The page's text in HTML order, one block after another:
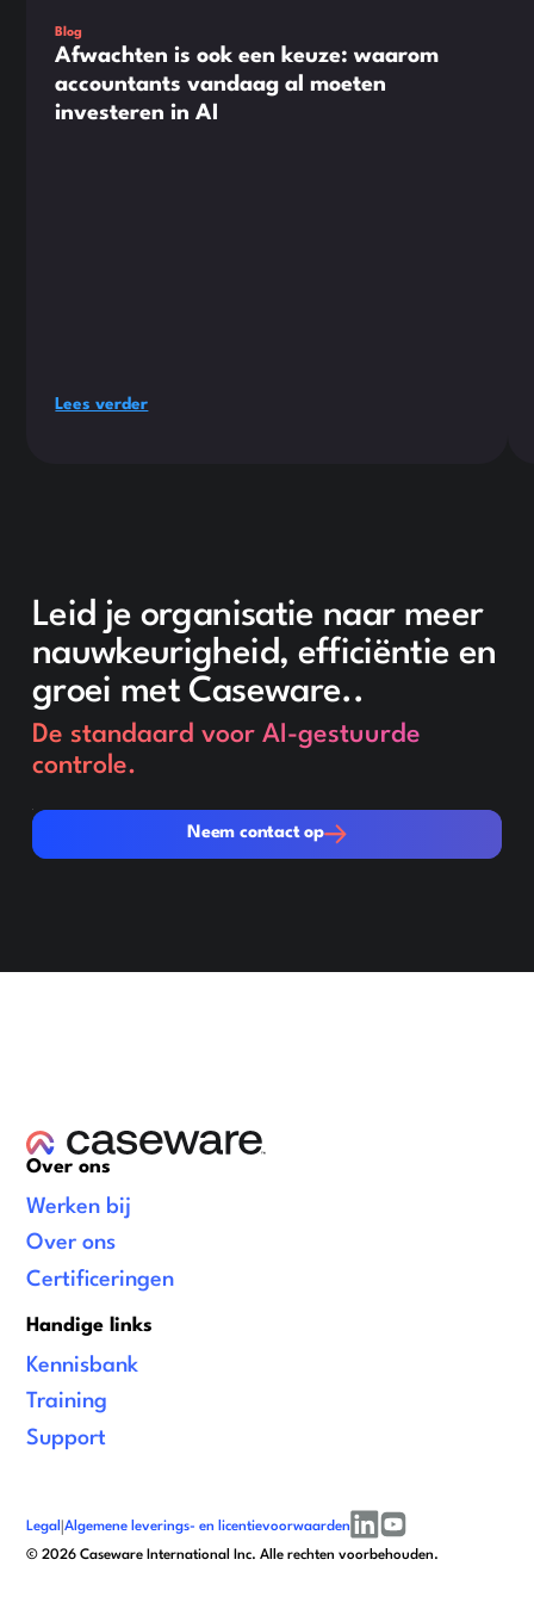
Blog
Afwachten is ook een keuze: waarom
accountants vandaag al moeten
investeren in AI
Lees verder
Leid je organisatie naar meer
nauwkeurigheid, efficiëntie en
groei met Caseware..
De standaard voor AI-gestuurde
controle.
Neem contact op
Neem contact op
Over ons
Werken bij
Over ons
Certificeringen
Handige links
Kennisbank
Training
Support
©2026 Caseware International Inc. Alle rechten voorbehouden.
Legal |Algemene leverings- en licentievoorwaarden
linkedinyoutube